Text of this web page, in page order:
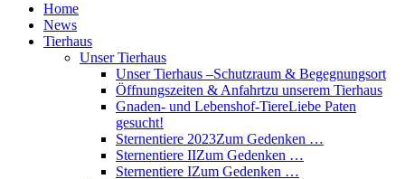
Home
News
Tierhaus
Unser Tierhaus
Unser Tierhaus –Schutzraum & Begegnungsort
Öffnungszeiten & Anfahrtzu unserem Tierhaus
Gnaden- und Lebenshof-TiereLiebe Paten
gesucht!
Sternentiere 2023Zum Gedenken …
Sternentiere IIZum Gedenken …
Sternentiere IZum Gedenken …